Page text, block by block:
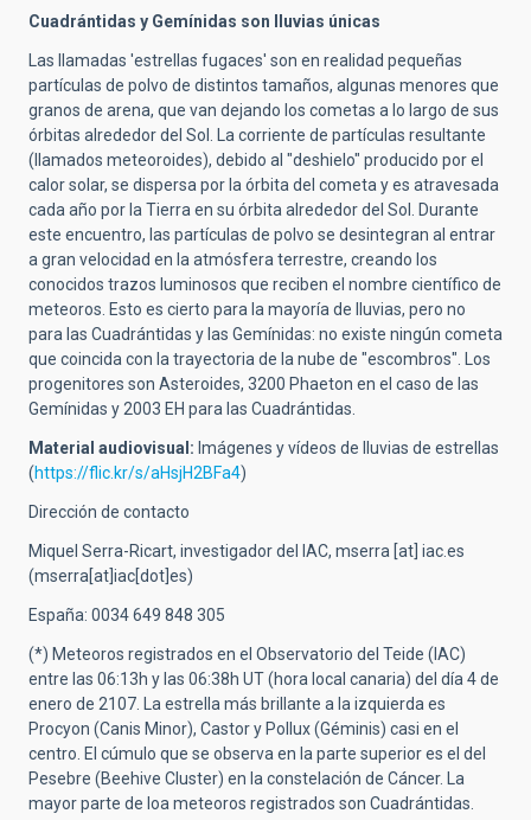
Cuadrántidas y Gemínidas son lluvias únicas
Las llamadas 'estrellas fugaces' son en realidad pequeñas
partículas de polvo de distintos tamaños, algunas menores que
granos de arena, que van dejando los cometas a lo largo de sus
órbitas alrededor del Sol. La corriente de partículas resultante
(llamados meteoroides), debido al "deshielo" producido por el
calor solar, se dispersa por la órbita del cometa y es atravesada
cada año por la Tierra en su órbita alrededor del Sol. Durante
este encuentro, las partículas de polvo se desintegran al entrar
a gran velocidad en la atmósfera terrestre, creando los
conocidos trazos luminosos que reciben el nombre científico de
meteoros. Esto es cierto para la mayoría de lluvias, pero no
para las Cuadrántidas y las Gemínidas: no existe ningún cometa
que coincida con la trayectoria de la nube de "escombros". Los
progenitores son Asteroides, 3200 Phaeton en el caso de las
Gemínidas y 2003 EH para las Cuadrántidas.
Material audiovisual: Imágenes y vídeos de lluvias de estrellas
(https://flic.kr/s/aHsjH2BFa4)
Dirección de contacto
Miquel Serra-Ricart, investigador del IAC, mserra [at] iac.es
(mserra[at]iac[dot]es)
España: 0034 649 848 305
(*) Meteoros registrados en el Observatorio del Teide (IAC)
entre las 06:13h y las 06:38h UT (hora local canaria) del día 4 de
enero de 2107. La estrella más brillante a la izquierda es
Procyon (Canis Minor), Castor y Pollux (Géminis) casi en el
centro. El cúmulo que se observa en la parte superior es el del
Pesebre (Beehive Cluster) en la constelación de Cáncer. La
mayor parte de loa meteoros registrados son Cuadrántidas.